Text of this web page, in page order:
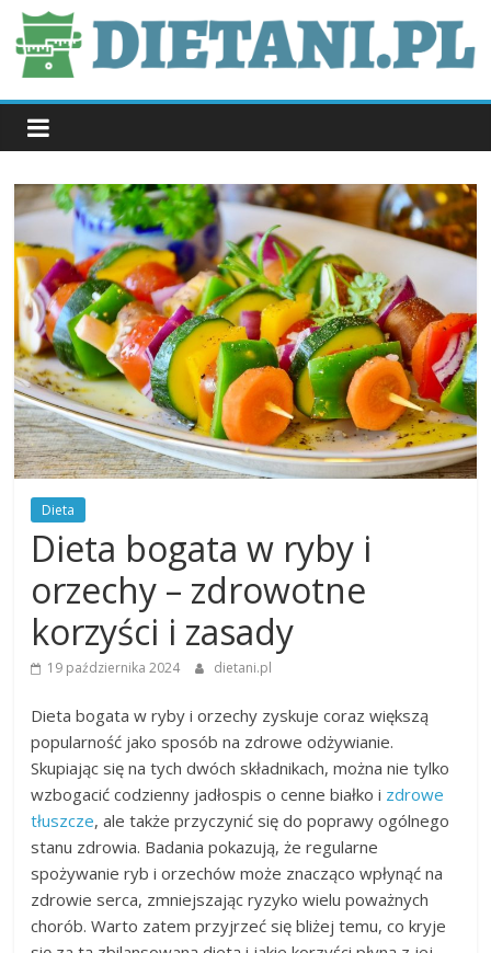
Skip
to
content
dietani.pl
Dieta
Dieta bogata w ryby i
orzechy – zdrowotne
korzyści i zasady
19 października 2024 dietani.pl
Dieta bogata w ryby i orzechy zyskuje coraz większą
popularność jako sposób na zdrowe odżywianie.
Skupiając się na tych dwóch składnikach, można nie tylko
wzbogacić codzienny jadłospis o cenne białko i zdrowe
tłuszcze, ale także przyczynić się do poprawy ogólnego
stanu zdrowia. Badania pokazują, że regularne
spożywanie ryb i orzechów może znacząco wpłynąć na
zdrowie serca, zmniejszając ryzyko wielu poważnych
chorób. Warto zatem przyjrzeć się bliżej temu, co kryje